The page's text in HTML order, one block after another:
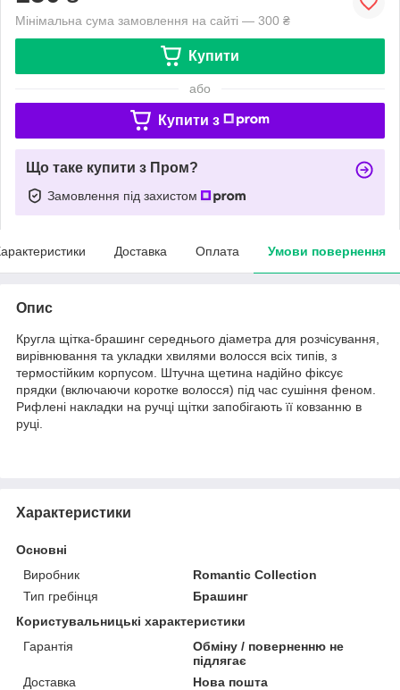
Мінімальна сума замовлення на сайті — 300 ₴
Купити
або
Купити з
Що таке купити з Пром?
Замовлення під захистом
Доставка Оплата Умови повернення
Опис
Кругла щітка-брашинг середнього діаметра для розчісування,
вирівнювання та укладки хвилями волосся всіх типів, з
термостійким корпусом. Штучна щетина надійно фіксує
прядки (включаючи коротке волосся) під час сушіння феном.
Рифлені накладки на ручці щітки запобігають її ковзанню в
руці.
Характеристики
Основні
Виробник
Romantic Collection
Тип гребінця
Брашинг
Користувальницькі характеристики
Гарантія
Обміну / поверненню не
підлягає
Доставка
Нова пошта